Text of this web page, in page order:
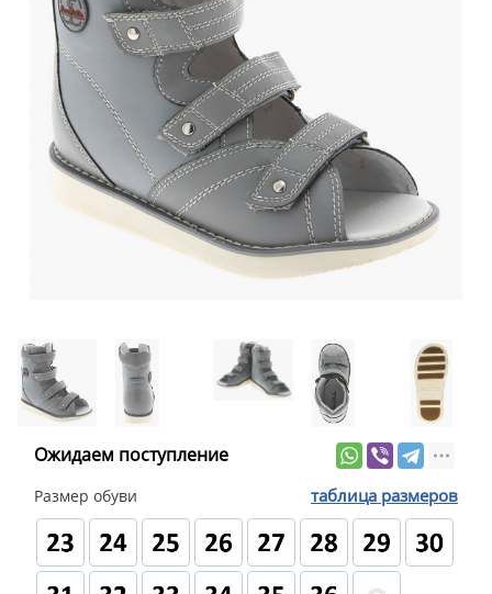
Ожидаем поступление
Размер обуви таблица размеров